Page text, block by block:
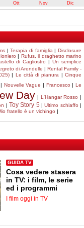
Ott Nov Dic
|Terapia di famiglia |Disclosure
| Rufus, il draghetto marino
di Cagliostro |Un semplice
di Arendelle | Rental Family -
| Le città di pianura |Cinque
| Nouvelle Vague | Francesco |Le
Day | L'Hangar Rosso |
| Toy Story 5 |Ultimo schiaffo |
fratello è un vichingo |
GUIDA TV
Cosa vedere stasera
in TV: i film, le serie
ed i programmi
I film oggi in TV